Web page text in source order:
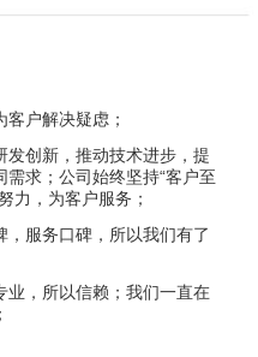
户解决疑虑；
发创新，推动技术进步，提
求；公司始终坚持“客户至
力，为客户服务；
，服务口碑，所以我们有了
业，所以信赖；我们一直在